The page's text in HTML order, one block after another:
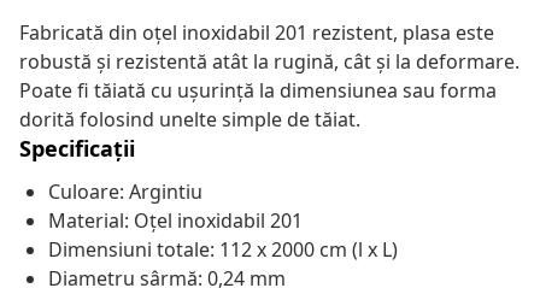
Fabricată din oțel inoxidabil 201 rezistent, plasa este
robustă și rezistentă atât la rugină, cât și la deformare.
Poate fi tăiată cu ușurință la dimensiunea sau forma
dorită folosind unelte simple de tăiat.
Specificații
Culoare: Argintiu
Material: Oțel inoxidabil 201
Dimensiuni totale: 112 x 2000 cm (l x L)
Diametru sârmă: 0,24 mm